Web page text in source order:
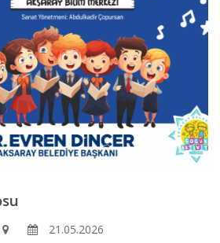
21.05.2026